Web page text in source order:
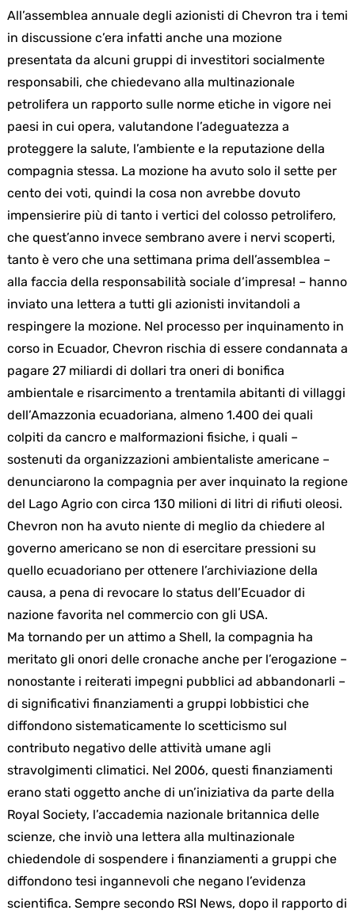
All’assemblea annuale degli azionisti di Chevron tra i temi
in discussione c’era infatti anche una mozione
presentata da alcuni gruppi di investitori socialmente
responsabili, che chiedevano alla multinazionale
petrolifera un rapporto sulle norme etiche in vigore nei
paesi in cui opera, valutandone l’adeguatezza a
proteggere la salute, l’ambiente e la reputazione della
compagnia stessa. La mozione ha avuto solo il sette per
cento dei voti, quindi la cosa non avrebbe dovuto
impensierire più di tanto i vertici del colosso petrolifero,
che quest’anno invece sembrano avere i nervi scoperti,
tanto è vero che una settimana prima dell’assemblea –
alla faccia della responsabilità sociale d’impresa! – hanno
inviato una lettera a tutti gli azionisti invitandoli a
respingere la mozione. Nel processo per inquinamento in
corso in Ecuador, Chevron rischia di essere condannata a
pagare 27 miliardi di dollari tra oneri di bonifica
ambientale e risarcimento a trentamila abitanti di villaggi
dell’Amazzonia ecuadoriana, almeno 1.400 dei quali
colpiti da cancro e malformazioni fisiche, i quali –
sostenuti da organizzazioni ambientaliste americane –
denunciarono la compagnia per aver inquinato la regione
del Lago Agrio con circa 130 milioni di litri di rifiuti oleosi.
Chevron non ha avuto niente di meglio da chiedere al
governo americano se non di esercitare pressioni su
quello ecuadoriano per ottenere l’archiviazione della
causa, a pena di revocare lo status dell’Ecuador di
nazione favorita nel commercio con gli USA.
Ma tornando per un attimo a Shell, la compagnia ha
meritato gli onori delle cronache anche per l’erogazione –
nonostante i reiterati impegni pubblici ad abbandonarli –
di significativi finanziamenti a gruppi lobbistici che
diffondono sistematicamente lo scetticismo sul
contributo negativo delle attività umane agli
stravolgimenti climatici. Nel 2006, questi finanziamenti
erano stati oggetto anche di un’iniziativa da parte della
Royal Society, l’accademia nazionale britannica delle
scienze, che inviò una lettera alla multinazionale
chiedendole di sospendere i finanziamenti a gruppi che
diffondono tesi ingannevoli che negano l’evidenza
scientifica. Sempre secondo RSI News, dopo il rapporto di
Search